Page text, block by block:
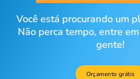
Você está procurando um
Não perca tempo, entre
gente!
Orçamento grátis